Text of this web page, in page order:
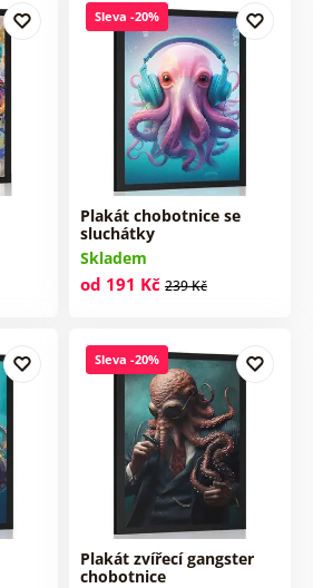
Sleva -20%
Plakát chobotnice se
sluchátky
Skladem
od 191 Kč 239 Kč
Sleva -20%
Plakát zvířecí gangster
chobotnice